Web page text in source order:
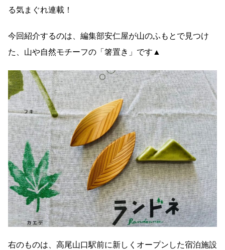
る気まぐれ連載！
今回紹介するのは、編集部安仁屋が山のふもとで見つけ
た、山や自然モチーフの「箸置き」です▲
右のものは、高尾山口駅前に新しくオープンした宿泊施設